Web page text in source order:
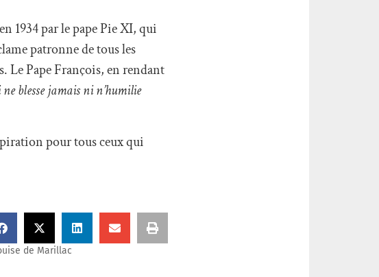
1934 par le pape Pie XI, qui
patronne de tous les
Le Pape François, en rendant
blesse jamais ni n’humilie
pour tous ceux qui
de Marillac